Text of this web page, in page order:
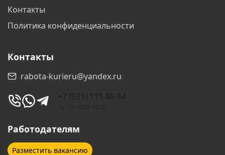
Выборг
Геленджик
Дзержинский
Дубна
Контакты
Политика конфиденциальности
Контакты
rabota-kurieru@yandex.ru
Работодателям
Разместить вакансию